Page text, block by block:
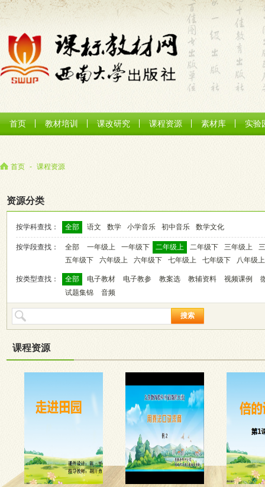
首页 教材培训 课改研究 课程资源 素材库 实验
首页 - 课程资源
资源分类
按学科查找： 全部 语文 数学 小学音乐 初中音乐 数学文化
按学段查找： 全部 一年级上 一年级下 二年级上 二年级下 三年级上
五年级下
六年级上 六年级下 七年级上 七年级下 八年级上
按类型查找： 全部 电子教材 电子教参 教案选 教辅资料 视频课例
试题集锦
音频
搜索
课程资源